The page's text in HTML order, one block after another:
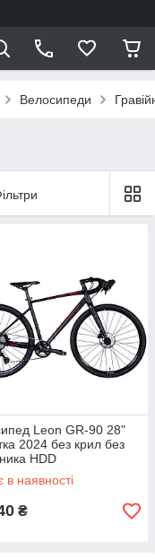
Велосипеди
Leon GR-90 28"
2024 без крил без
HDD
в наявності
₴